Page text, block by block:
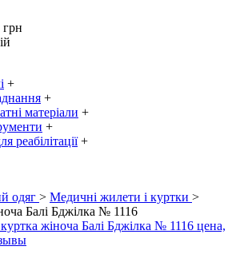
грн
+
+
матеріали +
+
реабілітації +
одяг > Медичні жилети і куртки >
Балі Бджілка № 1116